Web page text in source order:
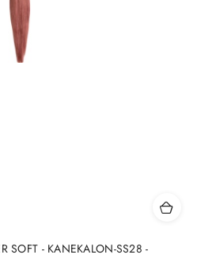
SOFT - KANEKALON-SS28 -